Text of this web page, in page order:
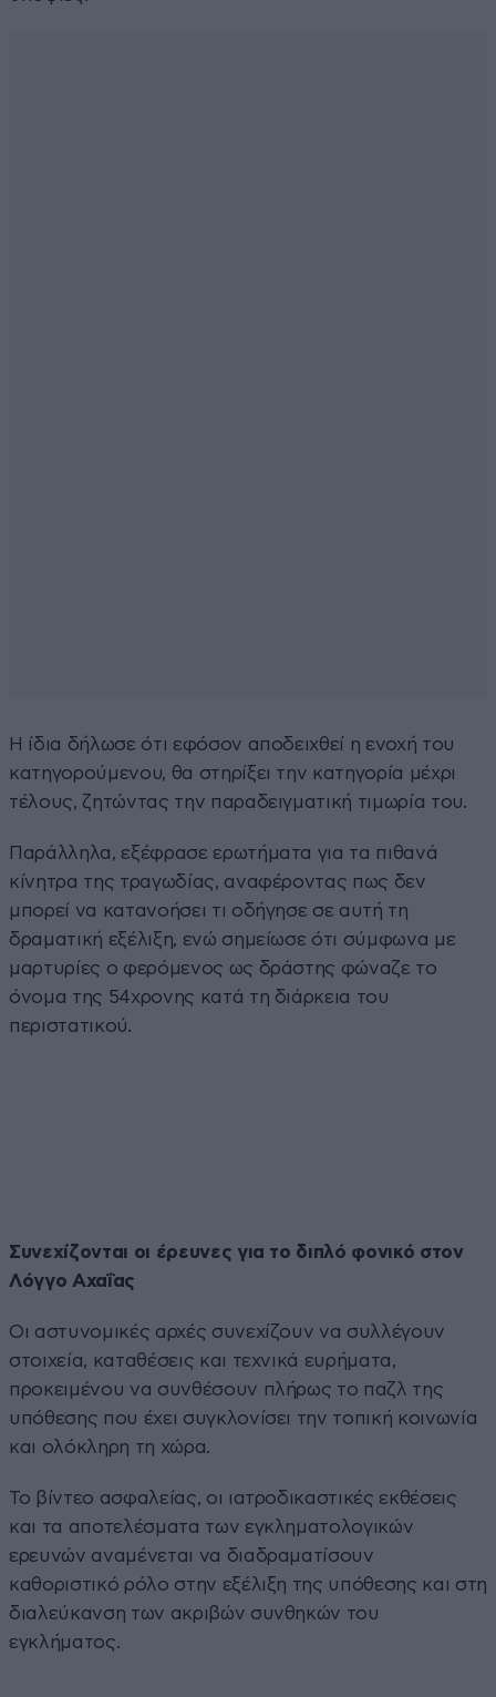
Η ίδια δήλωσε ότι εφόσον αποδειχθεί η ενοχή του
κατηγορούμενου, θα στηρίξει την κατηγορία μέχρι
τέλους, ζητώντας την παραδειγματική τιμωρία του.
Παράλληλα, εξέφρασε ερωτήματα για τα πιθανά
κίνητρα της τραγωδίας, αναφέροντας πως δεν
μπορεί να κατανοήσει τι οδήγησε σε αυτή τη
δραματική εξέλιξη, ενώ σημείωσε ότι σύμφωνα με
μαρτυρίες ο φερόμενος ως δράστης φώναζε το
όνομα της 54χρονης κατά τη διάρκεια του
περιστατικού.
Συνεχίζονται οι έρευνες για το διπλό φονικό στον
Λόγγο Αχαΐας
Οι αστυνομικές αρχές συνεχίζουν να συλλέγουν
στοιχεία, καταθέσεις και τεχνικά ευρήματα,
προκειμένου να συνθέσουν πλήρως το παζλ της
υπόθεσης που έχει συγκλονίσει την τοπική κοινωνία
και ολόκληρη τη χώρα.
Το βίντεο ασφαλείας, οι ιατροδικαστικές εκθέσεις
και τα αποτελέσματα των εγκληματολογικών
ερευνών αναμένεται να διαδραματίσουν
καθοριστικό ρόλο στην εξέλιξη της υπόθεσης και στη
διαλεύκανση των ακριβών συνθηκών του
εγκλήματος.